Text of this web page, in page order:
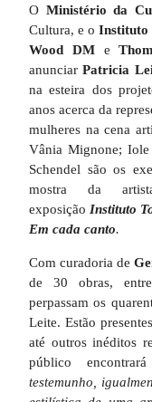
O Ministério da
Cultura, e o Instituto
Wood DMe
anunciarPatricia
na esteira dos
anos acerca da
mulheres na cena
Vânia Mignone;
Schendel são os
mostra da
exposição Instituto
Em cada canto.
Com curadoria de
de 30 obras,
perpassam os
Leite. Estão
até outros inéditos
público
testemunho,